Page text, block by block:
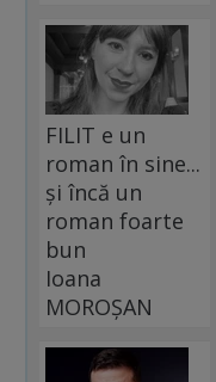
FILIT e un
roman în sine...
și încă un
roman foarte
bun
Ioana
MOROȘAN